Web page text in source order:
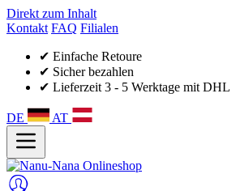
Direkt zum Inhalt
Kontakt FAQ Filialen
✔ Einfache Retoure
✔ Sicher bezahlen
✔ Lieferzeit 3 - 5 Werktage mit DHL
DE AT